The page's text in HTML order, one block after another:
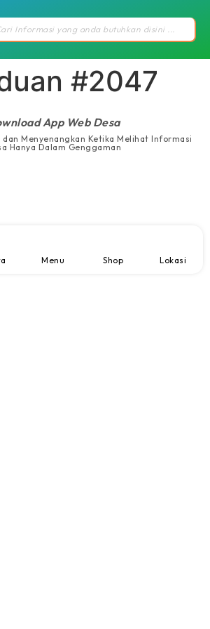
#2047
App Web Desa
dan Menyenangkan Ketika Melihat Informasi
Hanya Dalam Genggaman
Menu Shop Lokasi